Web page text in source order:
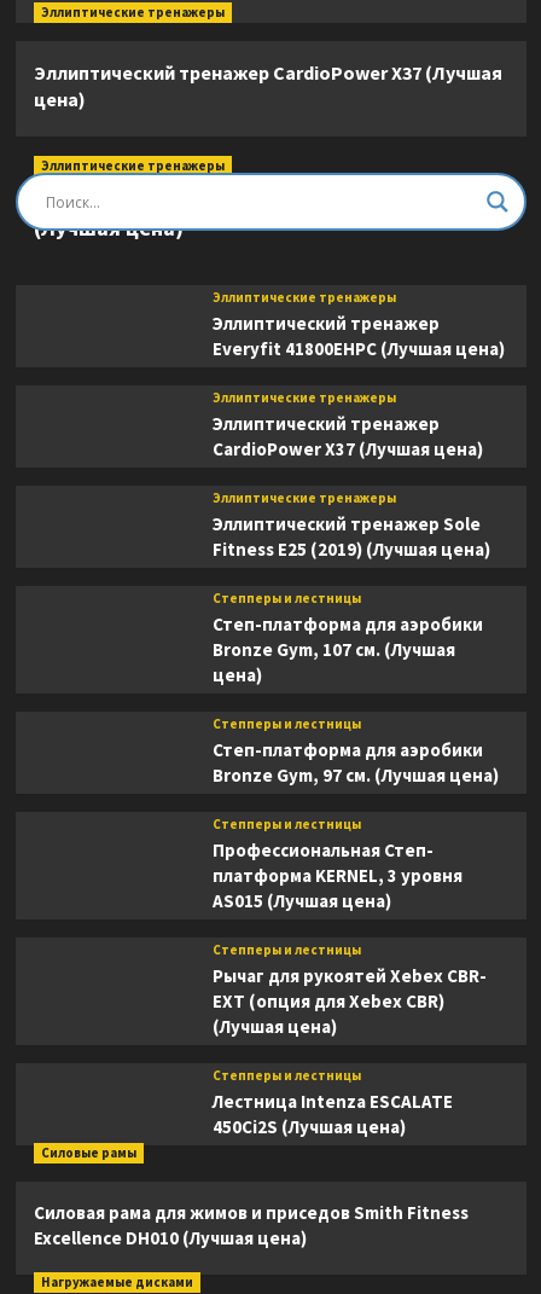
Эллиптические тренажеры
Эллиптический тренажер CardioPower X37 (Лучшая
цена)
Эллиптические тренажеры
Эллиптический тренажер DFC E8745T
(Лучшая цена)
Эллиптические тренажеры
Эллиптический тренажер
Everyfit 41800EHPC (Лучшая цена)
Эллиптические тренажеры
Эллиптический тренажер
CardioPower X37 (Лучшая цена)
Эллиптические тренажеры
Эллиптический тренажер Sole
Fitness E25 (2019) (Лучшая цена)
Степперы и лестницы
Степ-платформа для аэробики
Bronze Gym, 107 см. (Лучшая
цена)
Степперы и лестницы
Степ-платформа для аэробики
Bronze Gym, 97 см. (Лучшая цена)
Степперы и лестницы
Профессиональная Степ-
платформа KERNEL, 3 уровня
AS015 (Лучшая цена)
Степперы и лестницы
Рычаг для рукоятей Xebex CBR-
EXT (опция для Xebex CBR)
(Лучшая цена)
Степперы и лестницы
Лестница Intenza ESCALATE
450Ci2S (Лучшая цена)
Силовые рамы
Силовая рама для жимов и приседов Smith Fitness
Excellence DH010 (Лучшая цена)
Нагружаемые дисками